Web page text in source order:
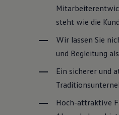
steht wie die
Wir lassen Sie
und Begleitung
Ein sicherer und
Hoch-attraktive